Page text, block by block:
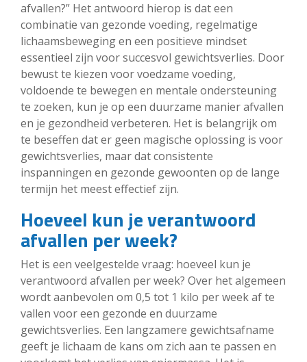
afvallen?” Het antwoord hierop is dat een
combinatie van gezonde voeding, regelmatige
lichaamsbeweging en een positieve mindset
essentieel zijn voor succesvol gewichtsverlies. Door
bewust te kiezen voor voedzame voeding,
voldoende te bewegen en mentale ondersteuning
te zoeken, kun je op een duurzame manier afvallen
en je gezondheid verbeteren. Het is belangrijk om
te beseffen dat er geen magische oplossing is voor
gewichtsverlies, maar dat consistente
inspanningen en gezonde gewoonten op de lange
termijn het meest effectief zijn.
Hoeveel kun je verantwoord
afvallen per week?
Het is een veelgestelde vraag: hoeveel kun je
verantwoord afvallen per week? Over het algemeen
wordt aanbevolen om 0,5 tot 1 kilo per week af te
vallen voor een gezonde en duurzame
gewichtsverlies. Een langzamere gewichtsafname
geeft je lichaam de kans om zich aan te passen en